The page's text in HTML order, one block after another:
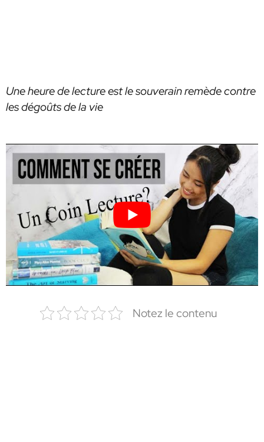
Une heure de lecture est le souverain remède contre
les dégoûts de la vie
Notez le contenu